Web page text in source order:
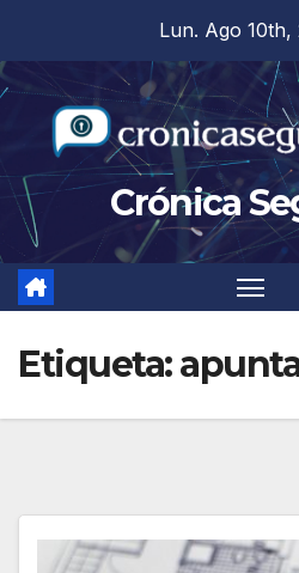
contenido
Lun. Ago 10th,
Crónica
Etiqueta: